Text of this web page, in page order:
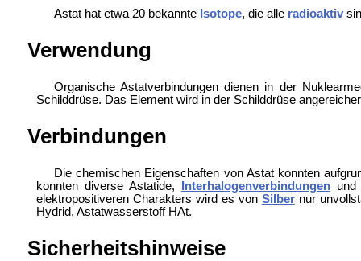
Astat hat etwa 20 bekannte Isotope, die alle radioaktiv
Verwendung
Organische Astatverbindungen dienen in der
Schilddrüse. Das Element wird in der Schilddrüse
Verbindungen
Die chemischen Eigenschaften von Astat konnten
konnten diverse Astatide,
Interhalogenverbindungen
elektropositiveren Charakters wird es von Silbernur
Hydrid, Astatwasserstoff HAt.
Sicherheitshinweise